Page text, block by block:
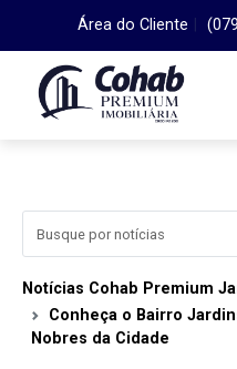
Área do Cliente
Notícias Cohab Premium
Conheça o Bairro
Nobres da Cidade